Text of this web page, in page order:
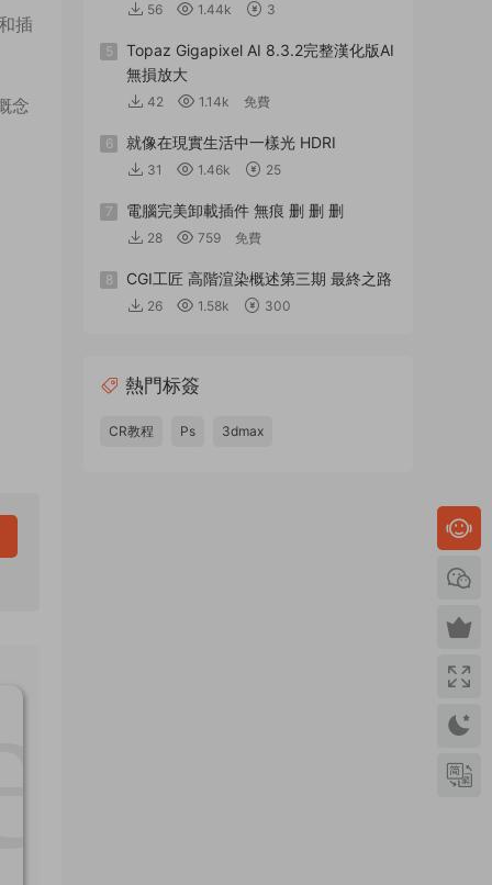
插
念
56 1.44k 3
5
Topaz Gigapixel AI 8.3.2完整漢化版AI
無損放大
42 1.14k 免費
6 就像在現實生活中一樣光 HDRI
31 1.46k 25
7 電腦完美卸載插件 無痕 删 删 删
28 759 免費
8 CGI工匠 高階渲染概述第三期 最終之路
26 1.58k 300
熱門标簽
CR教程 Ps 3dmax